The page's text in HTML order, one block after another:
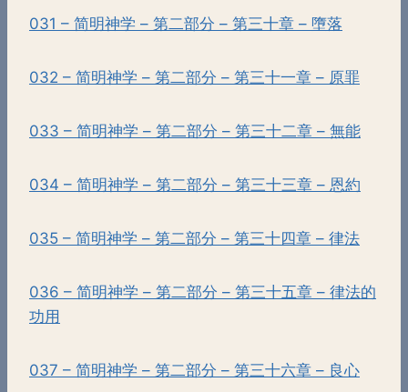
031 – 简明神学 – 第二部分 – 第三十章 – 墮落
032 – 简明神学 – 第二部分 – 第三十一章 – 原罪
033 – 简明神学 – 第二部分 – 第三十二章 – 無能
034 – 简明神学 – 第二部分 – 第三十三章 – 恩約
035 – 简明神学 – 第二部分 – 第三十四章 – 律法
036 – 简明神学 – 第二部分 – 第三十五章 – 律法的
功用
037 – 简明神学 – 第二部分 – 第三十六章 – 良心